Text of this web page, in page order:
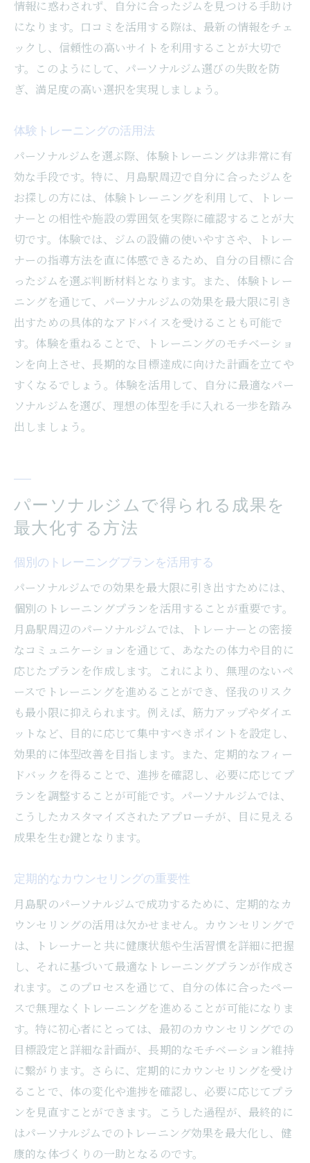
情報に惑わされず、自分に合ったジムを見つける手助け
になります。口コミを活用する際は、最新の情報をチェ
ックし、信頼性の高いサイトを利用することが大切で
す。このようにして、パーソナルジム選びの失敗を防
ぎ、満足度の高い選択を実現しましょう。
体験トレーニングの活用法
パーソナルジムを選ぶ際、体験トレーニングは非常に有
効な手段です。特に、月島駅周辺で自分に合ったジムを
お探しの方には、体験トレーニングを利用して、トレー
ナーとの相性や施設の雰囲気を実際に確認することが大
切です。体験では、ジムの設備の使いやすさや、トレー
ナーの指導方法を直に体感できるため、自分の目標に合
ったジムを選ぶ判断材料となります。また、体験トレー
ニングを通じて、パーソナルジムの効果を最大限に引き
出すための具体的なアドバイスを受けることも可能で
す。体験を重ねることで、トレーニングのモチベーショ
ンを向上させ、長期的な目標達成に向けた計画を立てや
すくなるでしょう。体験を活用して、自分に最適なパー
ソナルジムを選び、理想の体型を手に入れる一歩を踏み
出しましょう。
パーソナルジムで得られる成果を
最大化する方法
個別のトレーニングプランを活用する
パーソナルジムでの効果を最大限に引き出すためには、
個別のトレーニングプランを活用することが重要です。
月島駅周辺のパーソナルジムでは、トレーナーとの密接
なコミュニケーションを通じて、あなたの体力や目的に
応じたプランを作成します。これにより、無理のないペ
ースでトレーニングを進めることができ、怪我のリスク
も最小限に抑えられます。例えば、筋力アップやダイエ
ットなど、目的に応じて集中すべきポイントを設定し、
効果的に体型改善を目指します。また、定期的なフィー
ドバックを得ることで、進捗を確認し、必要に応じてプ
ランを調整することが可能です。パーソナルジムでは、
こうしたカスタマイズされたアプローチが、目に見える
成果を生む鍵となります。
定期的なカウンセリングの重要性
月島駅のパーソナルジムで成功するために、定期的なカ
ウンセリングの活用は欠かせません。カウンセリングで
は、トレーナーと共に健康状態や生活習慣を詳細に把握
し、それに基づいて最適なトレーニングプランが作成さ
れます。このプロセスを通じて、自分の体に合ったペー
スで無理なくトレーニングを進めることが可能になりま
す。特に初心者にとっては、最初のカウンセリングでの
目標設定と詳細な計画が、長期的なモチベーション維持
に繋がります。さらに、定期的にカウンセリングを受け
ることで、体の変化や進捗を確認し、必要に応じてプラ
ンを見直すことができます。こうした過程が、最終的に
はパーソナルジムでのトレーニング効果を最大化し、健
康的な体づくりの一助となるのです。